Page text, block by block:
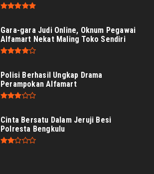
Gara-gara Judi Online, Oknum Pegawai
Alfamart Nekat Maling Toko Sendiri
Polisi Berhasil Ungkap Drama
Perampokan Alfamart
Cinta Bersatu Dalam Jeruji Besi
Polresta Bengkulu